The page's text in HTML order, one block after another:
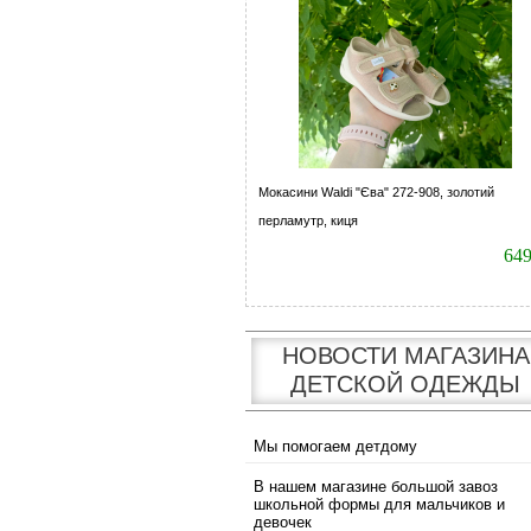
Мокасини Waldi "Єва" 272-908, золотий
перламутр, киця
НОВОСТИ МАГАЗИНА
ДЕТСКОЙ ОДЕЖДЫ
Мы помогаем детдому
В нашем магазине большой завоз
школьной формы для мальчиков и
девочек